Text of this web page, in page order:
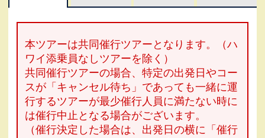
本ツアーは共同催行ツアーとなります。（ハ
ワイ添乗員なしツアーを除く）
共同催行ツアーの場合、特定の出発日やコー
スが「キャンセル待ち」であっても一緒に運
行するツアーが最少催行人員に満たない時に
は催行中止となる場合がございます。
（催行決定した場合は、出発日の横に「催行